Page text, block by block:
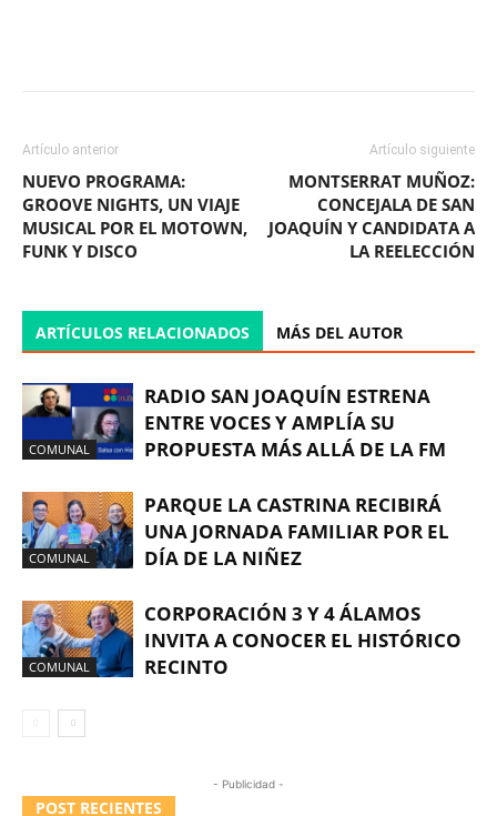
Artículo anterior
NUEVO PROGRAMA:
GROOVE NIGHTS, UN VIAJE
MUSICAL POR EL MOTOWN,
FUNK Y DISCO
Artículo siguiente
MONTSERRAT MUÑOZ:
CONCEJALA DE SAN
JOAQUÍN Y CANDIDATA A
LA REELECCIÓN
ARTÍCULOS RELACIONADOS MÁS DEL AUTOR
COMUNAL
RADIO SAN JOAQUÍN ESTRENA
ENTRE VOCES Y AMPLÍA SU
PROPUESTA MÁS ALLÁ DE LA FM
COMUNAL
PARQUE LA CASTRINA RECIBIRÁ
UNA JORNADA FAMILIAR POR EL
DÍA DE LA NIÑEZ
COMUNAL
CORPORACIÓN 3 Y 4 ÁLAMOS
INVITA A CONOCER EL HISTÓRICO
RECINTO
- Publicidad -
POST RECIENTES